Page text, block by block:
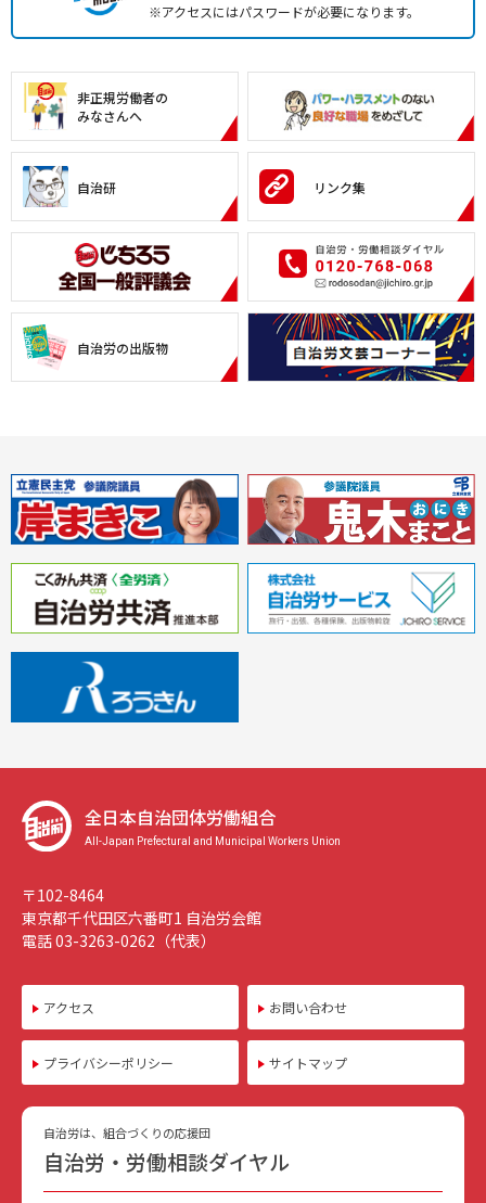
※アクセスにはパスワードが必要になります。
非正規労働者の
みなさんへ
自治研 リンク集
自治労の出版物
全日本自治団体労働組合
All-Japan Prefectural and Municipal Workers Union
〒102-8464
東京都千代田区六番町1 自治労会館
電話 03-3263-0262（代表）
アクセス お問い合わせ
プライバシーポリシー サイトマップ
自治労は、組合づくりの応援団
自治労・労働相談ダイヤル